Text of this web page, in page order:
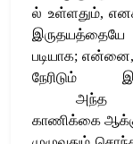
ல் உள்ளதும்,
இருதயத்தையே
படியாக; என்னை
நேரிடும்
அந்த
காணிக்கை